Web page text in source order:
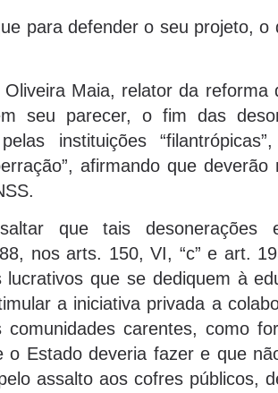
para defender o seu projeto, o
Maia, relator da reforma
seu parecer, o fim das
instituições
afirmando que deverão
que tais desonerações
nos arts. 150, VI, “c” e art.
lucrativos que se dediquem à
a iniciativa privada a
comunidades carentes, como
o Estado deveria fazer e que
assalto aos cofres públicos,